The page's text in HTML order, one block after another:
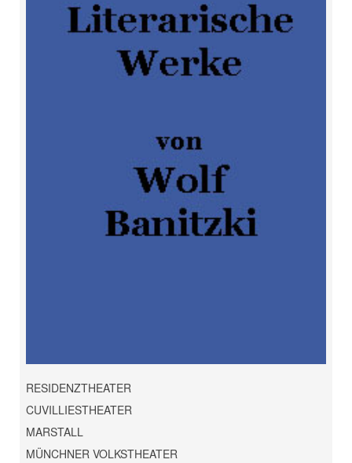
RESIDENZTHEATER
CUVILLIESTHEATER
MARSTALL
MÜNCHNER VOLKSTHEATER